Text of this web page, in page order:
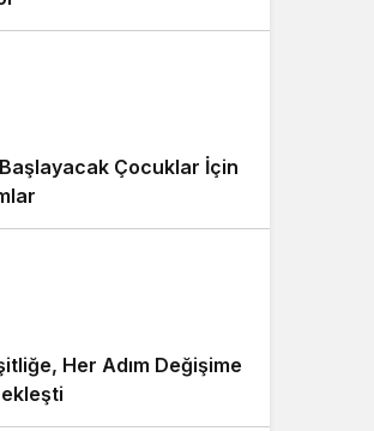
Çocuklar İçin
Her Adım Değişime